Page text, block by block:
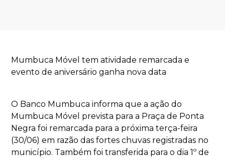
Mumbuca Móvel tem atividade remarcada e
evento de aniversário ganha nova data
O Banco Mumbuca informa que a ação do
Mumbuca Móvel prevista para a Praça de Ponta
Negra foi remarcada para a próxima terça-feira
(30/06) em razão das fortes chuvas registradas no
município. Também foi transferida para o dia 1º de